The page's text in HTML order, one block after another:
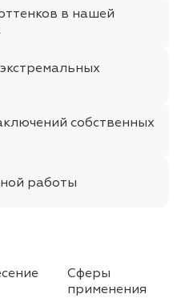
в нашей
собственных
работы
Сферы
применения